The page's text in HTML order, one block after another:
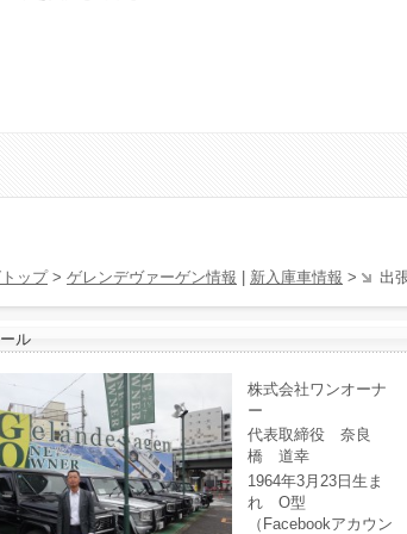
ップ> ゲレンデヴァーゲン情報 新入庫車情報 > 出
ル
株式会社ワンオーナ
ー
代表取締役 奈良
橋 道幸
1964年3月23日生ま
れ O型
（Facebookアカウン